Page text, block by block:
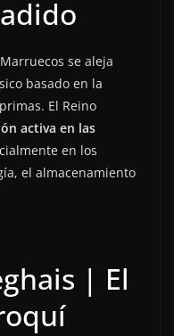
se aleja
basado en la
El Reino
activa en las
en los
el almacenamiento
| El